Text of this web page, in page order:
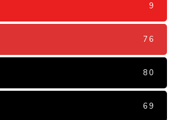
9
76
80
69